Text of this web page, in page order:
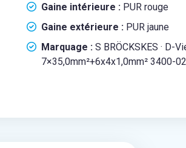
Gaine intérieure :PUR rouge
Gaine extérieure :PUR jaune
Marquage :S BRÖCKSKES · D-
7×35,0mm²+6x4x1,0mm² 3400-